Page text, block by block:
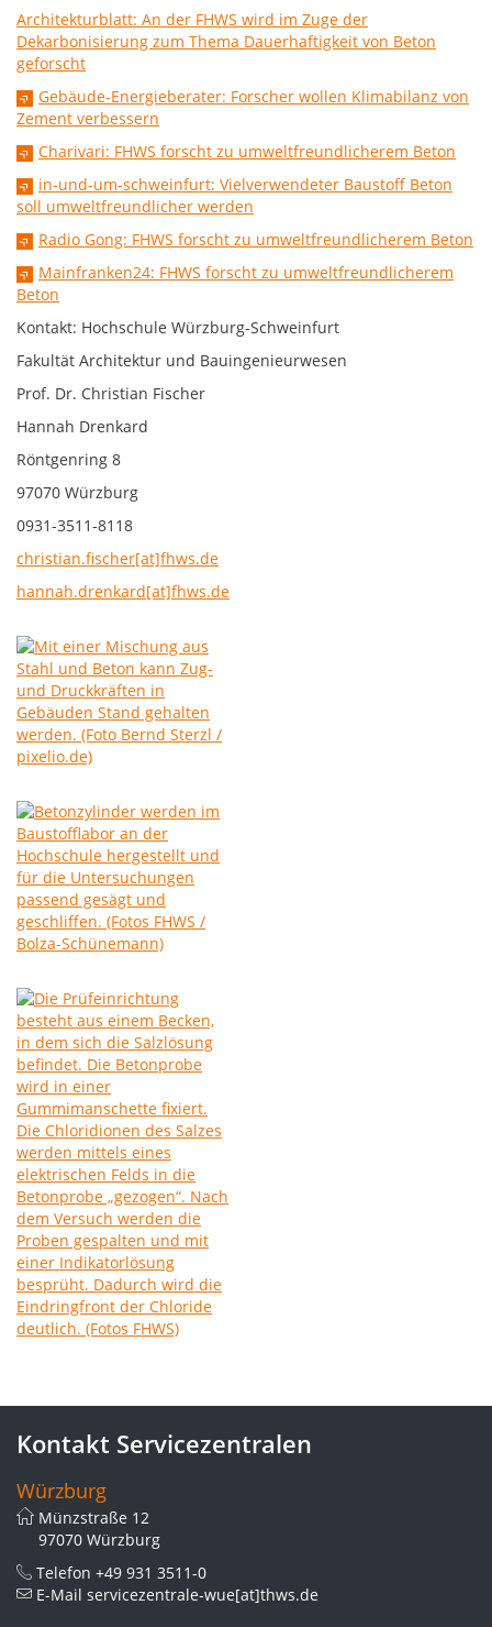
Architekturblatt: An der FHWS wird im Zuge der
Dekarbonisierung zum Thema Dauerhaftigkeit von Beton
geforscht
Gebäude-Energieberater: Forscher wollen Klimabilanz von
Zement verbessern
Charivari: FHWS forscht zu umweltfreundlicherem Beton
in-und-um-schweinfurt: Vielverwendeter Baustoff Beton
soll umweltfreundlicher werden
Radio Gong: FHWS forscht zu umweltfreundlicherem Beton
Mainfranken24: FHWS forscht zu umweltfreundlicherem
Beton
Kontakt: Hochschule Würzburg-Schweinfurt
Fakultät Architektur und Bauingenieurwesen
Prof. Dr. Christian Fischer
Hannah Drenkard
Röntgenring 8
97070 Würzburg
0931-3511-8118
christian.fischer[at]fhws.de
hannah.drenkard[at]fhws.de
Kontakt Servicezentralen
Würzburg
Münzstraße 12
97070 Würzburg
Telefon +49 931 3511-0
E-Mail servicezentrale-wue[at]thws.de